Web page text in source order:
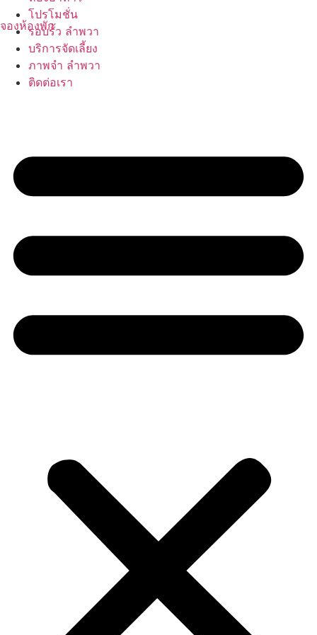
to
content
จองห้องพัก
โปรโมชั่น
รอบรั้ว ลำพวา
บริการจัดเลี้ยง
ภาพจำ ลำพวา
ติดต่อเรา